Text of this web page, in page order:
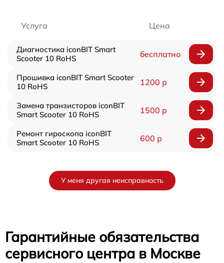
Услуга Цена
Диагностика iconBIT Smart
Scooter 10 RoHS
бесплатно
Прошивка iconBIT Smart Scooter
10 RoHS
1200 р
Замена транзисторов iconBIT
Smart Scooter 10 RoHS
1500 р
Ремонт гироскопа iconBIT
Smart Scooter 10 RoHS
600 р
У меня другая неисправность
Гарантийные обязательства
сервисного центра в Москве